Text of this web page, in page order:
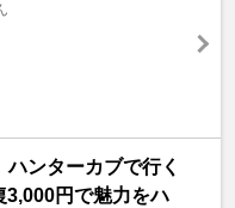
ハンターカブで行く
3,000円で魅力をハ